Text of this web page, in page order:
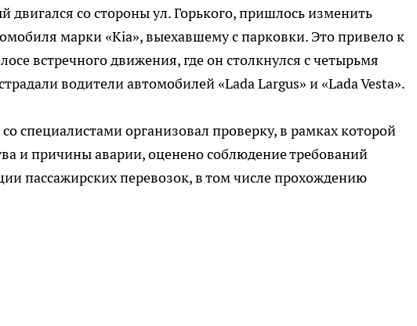
двигался со стороны ул. Горького, пришлось изменить
марки «Kia», выехавшему с парковки. Это привело к
встречного движения, где он столкнулся с четырьмя
водители автомобилей «Lada Largus» и «Lada Vesta».
специалистами организовал проверку, в рамках которой
и причины аварии, оценено соблюдение требований
пассажирских перевозок, в том числе прохождению